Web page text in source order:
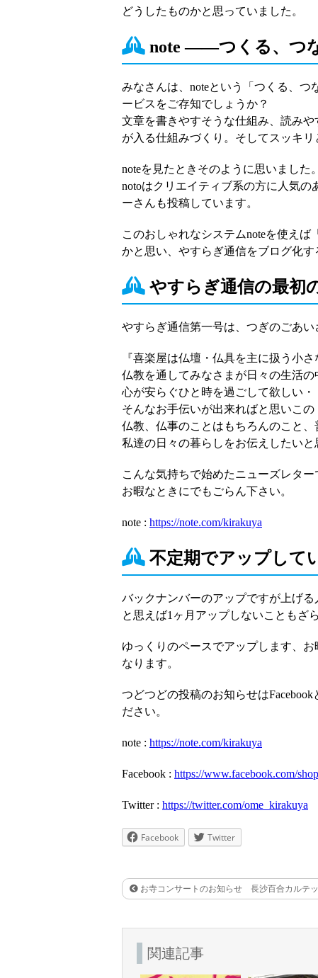
どうしたものかと思っていました。
note ――つくる、つ
みなさんは、noteという「つくる、
ービスをご存知でしょうか？
文章を書きやすそうな仕組み、読み
が入る仕組みづくり。そしてスッキリ
noteを見たときそのように思いました。
notoはクリエイティブ系の方に人気
ーさんも投稿しています。
このおしゃれなシステムnoteを使え
かと思い、やすらぎ通信をブログ化す
やすらぎ通信の最初
やすらぎ通信第一号は、つぎのごあい
『喜楽屋は仏壇・仏具を主に扱う小さ
仏教を通してみなさまが日々の生活
心が安らぐひと時を過ごして欲しい・
そんなお手伝いが出来ればと思いこ
仏教、仏事のことはもちろんのこと、
私達の日々の暮らしをお伝えしたいと
こんな気持ちで始めたニューズレター
お暇なときにでもごらん下さい。
note : https://note.com/kirakuya
不定期でアップして
バックナンバーのアップですが上げ
と思えば1ヶ月アップしないこともざ
ゆっくりのペースでアップします、
なります。
つどつどの投稿のお知らせは
ださい。
note : https://note.com/kirakuya
Facebook : https://www.facebook.com/
Twitter : https://twitter.com/ome_kirakuya
Facebook Twitter
お寺コンサートのお知らせ 長沙百合カルテ
関連記事